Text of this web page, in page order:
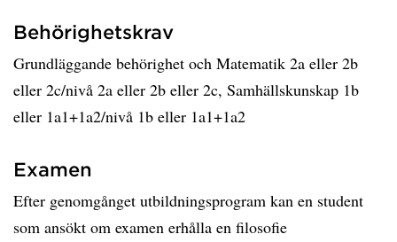
Behörighetskrav
Grundläggande behörighet och Matematik 2a eller 2b
eller 2c/nivå 2a eller 2b eller 2c, Samhällskunskap 1b
eller 1a1+1a2/nivå 1b eller 1a1+1a2
Examen
Efter genomgånget utbildningsprogram kan en student
som ansökt om examen erhålla en filosofie